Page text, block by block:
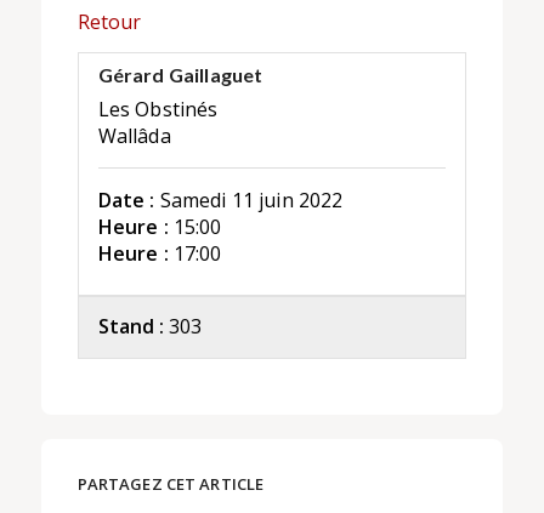
Retour
Gérard Gaillaguet
Les Obstinés
Wallâda
Date : Samedi 11 juin 2022
Heure : 15:00
Heure : 17:00
Stand : 303
PARTAGEZ CET ARTICLE